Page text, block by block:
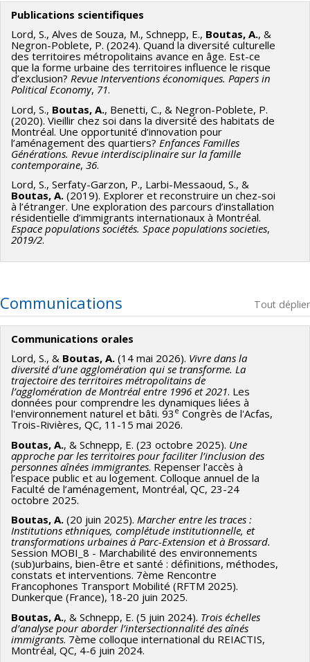
Montréal. Titre de la présentation : « Échelles d’analyse
urbaine et outils méthodologiques ».
Conférencier invité(2023, janvier 24), cours APA6509 –
Atelier 2 : Paysage urbain. École d'urbanisme et
d'architecture de paysage, Université de Montréal. Titre de
la présentation : « Évolution de la communauté hellénique de
Montréal : le cas de Parc-Extension ».
Publications scientifiques
Lord, S., Alves de Souza, M., Schnepp, E., Boutas, A., &
Negron-Poblete, P. (2024). Quand la diversité culturelle
des territoires métropolitains avance en âge. Est-ce
que la forme urbaine des territoires influence le risque
d’exclusion? Revue Interventions économiques. Papers in
Political Economy, 71.
Lord, S., Boutas, A., Benetti, C., & Negron-Poblete, P.
(2020). Vieillir chez soi dans la diversité des habitats de
Montréal. Une opportunité d’innovation pour
l’aménagement des quartiers? Enfances Familles
Générations. Revue interdisciplinaire sur la famille
contemporaine, 36.
Lord, S., Serfaty-Garzon, P., Larbi-Messaoud, S., &
Boutas, A. (2019). Explorer et reconstruire un chez-soi
à l’étranger. Une exploration des parcours d’installation
résidentielle d’immigrants internationaux à Montréal.
Espace populations sociétés. Space populations societies,
2019/2.
Communications Tout déplier
Communications orales
Lord, S., & Boutas, A. (14 mai 2026). Vivre dans la
diversité d’une agglomération qui se transforme. La
trajectoire des territoires métropolitains de
l’agglomération de Montréal entre 1996 et 2021. Les
données pour comprendre les dynamiques liées à
l'environnement naturel et bâti. 93 e Congrès de l'Acfas,
Trois-Rivières, QC, 11-15 mai 2026.
Boutas, A., & Schnepp, E. (23 octobre 2025). Une
approche par les territoires pour faciliter l’inclusion des
personnes aînées immigrantes. Repenser l’accès à
l’espace public et au logement. Colloque annuel de la
Faculté de l’aménagement, Montréal, QC, 23-24
octobre 2025.
Boutas, A. (20 juin 2025). Marcher entre les traces :
Institutions ethniques, complétude institutionnelle, et
transformations urbaines à Parc-Extension et à Brossard.
Session MOBI_8 - Marchabilité des environnements
(sub)urbains, bien-être et santé : définitions, méthodes,
constats et interventions. 7ème Rencontre
Francophones Transport Mobilité (RFTM 2025).
Dunkerque (France), 18-20 juin 2025.
Boutas, A., & Schnepp, E. (5 juin 2024). Trois échelles
d’analyse pour aborder l’intersectionnalité des aînés
immigrants. 7ème colloque international du REIACTIS,
Montréal, QC, 4-6 juin 2024.